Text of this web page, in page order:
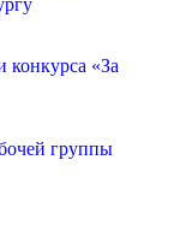
конкурса «За
группы